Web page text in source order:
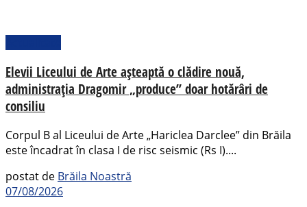
Elevii Liceului de Arte așteaptă o clădire nouă,
administrația Dragomir „produce” doar hotărâri de
consiliu
Corpul B al Liceului de Arte „Hariclea Darclee” din Brăila
este încadrat în clasa I de risc seismic (Rs I)....
postat de Brăila Noastră
07/08/2026